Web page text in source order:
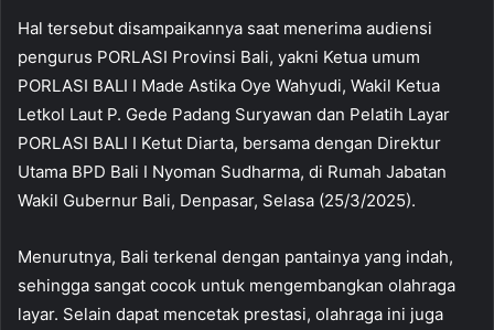
Hal tersebut disampaikannya saat menerima audiensi
pengurus PORLASI Provinsi Bali, yakni Ketua umum
PORLASI BALI I Made Astika Oye Wahyudi, Wakil Ketua
Letkol Laut P. Gede Padang Suryawan dan Pelatih Layar
PORLASI BALI I Ketut Diarta, bersama dengan Direktur
Utama BPD Bali I Nyoman Sudharma, di Rumah Jabatan
Wakil Gubernur Bali, Denpasar, Selasa (25/3/2025).
Menurutnya, Bali terkenal dengan pantainya yang indah,
sehingga sangat cocok untuk mengembangkan olahraga
layar. Selain dapat mencetak prestasi, olahraga ini juga